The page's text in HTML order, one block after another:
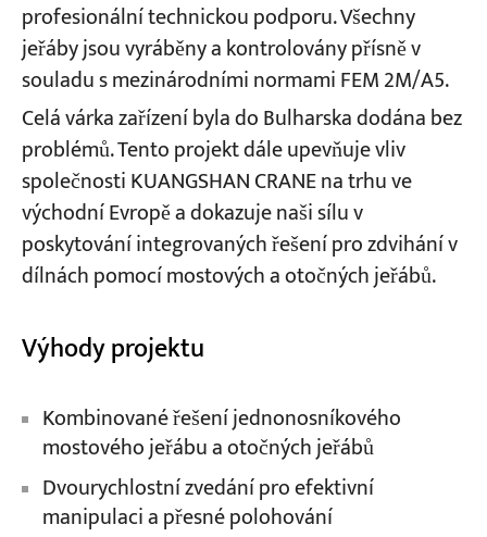
profesionální technickou podporu. Všechny
jeřáby jsou vyráběny a kontrolovány přísně v
souladu s mezinárodními normami FEM 2M/A5.
Celá várka zařízení byla do Bulharska dodána bez
problémů. Tento projekt dále upevňuje vliv
společnosti KUANGSHAN CRANE na trhu ve
východní Evropě a dokazuje naši sílu v
poskytování integrovaných řešení pro zdvihání v
dílnách pomocí mostových a otočných jeřábů.
Výhody projektu
Kombinované řešení jednonosníkového
mostového jeřábu a otočných jeřábů
Dvourychlostní zvedání pro efektivní
manipulaci a přesné polohování